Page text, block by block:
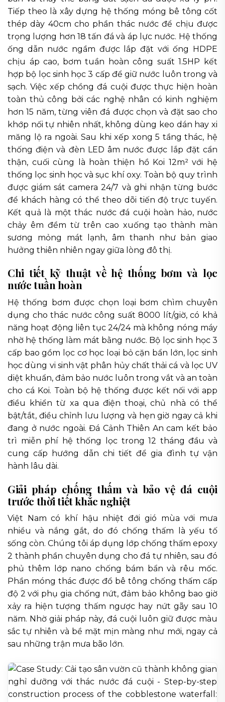
Tiếp theo là xây dựng hệ thống móng bê tông cốt
thép dày 40cm cho phần thác nước để chịu được
trọng lượng hơn 18 tấn đá và áp lực nước. Hệ thống
ống dẫn nước ngầm được lắp đặt với ống HDPE
chịu áp cao, bơm tuần hoàn công suất 1.5HP kết
hợp bộ lọc sinh học 3 cấp để giữ nước luôn trong và
sạch. Việc xếp chồng đá cuội được thực hiện hoàn
toàn thủ công bởi các nghệ nhân có kinh nghiệm
hơn 15 năm, từng viên đá được chọn và đặt sao cho
khớp nối tự nhiên nhất, không dùng keo dán hay xi
măng lộ ra ngoài. Sau khi xếp xong 5 tầng thác, hệ
thống điện và đèn LED âm nước được lắp đặt cẩn
thận, cuối cùng là hoàn thiện hồ Koi 12m² với hệ
thống lọc sinh học và sục khí oxy. Toàn bộ quy trình
được giám sát camera 24/7 và ghi nhận từng bước
để khách hàng có thể theo dõi tiến độ trực tuyến.
Kết quả là một thác nước đá cuội hoàn hảo, nước
chảy êm đềm từ trên cao xuống tạo thành màn
sương mỏng mát lạnh, âm thanh như bản giao
hưởng thiên nhiên ngay giữa lòng đô thị.
Chi tiết kỹ thuật về hệ thống bơm và lọc
nước tuần hoàn
Hệ thống bơm được chọn loại bơm chìm chuyên
dụng cho thác nước công suất 8000 lít/giờ, có khả
năng hoạt động liên tục 24/24 mà không nóng máy
nhờ hệ thống làm mát bằng nước. Bộ lọc sinh học 3
cấp bao gồm lọc cơ học loại bỏ cặn bẩn lớn, lọc sinh
học dùng vi sinh vật phân hủy chất thải cá và lọc UV
diệt khuẩn, đảm bảo nước luôn trong vắt và an toàn
cho cá Koi. Toàn bộ hệ thống được kết nối với app
điều khiển từ xa qua điện thoại, chủ nhà có thể
bật/tắt, điều chỉnh lưu lượng và hẹn giờ ngay cả khi
đang ở nước ngoài. Đá Cảnh Thiên An cam kết bảo
trì miễn phí hệ thống lọc trong 12 tháng đầu và
cung cấp hướng dẫn chi tiết để gia đình tự vận
hành lâu dài.
Giải pháp chống thấm và bảo vệ đá cuội
trước thời tiết khắc nghiệt
Việt Nam có khí hậu nhiệt đới gió mùa với mưa
nhiều và nắng gắt, do đó chống thấm là yếu tố
sống còn. Chúng tôi áp dụng lớp chống thấm epoxy
2 thành phần chuyên dụng cho đá tự nhiên, sau đó
phủ thêm lớp nano chống bám bẩn và rêu mốc.
Phần móng thác được đổ bê tông chống thấm cấp
độ 2 với phụ gia chống nứt, đảm bảo không bao giờ
xảy ra hiện tượng thấm ngược hay nứt gãy sau 10
năm. Nhờ giải pháp này, đá cuội luôn giữ được màu
sắc tự nhiên và bề mặt mịn màng như mới, ngay cả
sau những trận mưa bão lớn.